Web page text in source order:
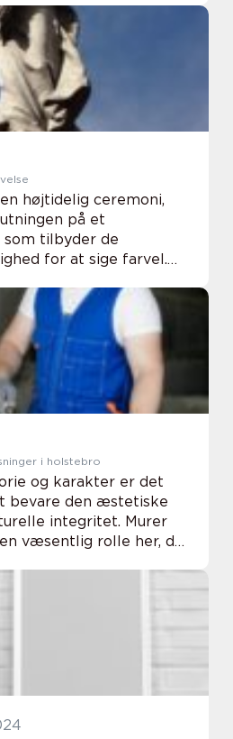
repræsentanter for
højtidelig ceremoni,
på et
som tilbyder de
for at sige farvel.
o...
i holstebro
og karakter er det
bevare den æstetiske
integritet. Murer
væsentlig rolle her, da